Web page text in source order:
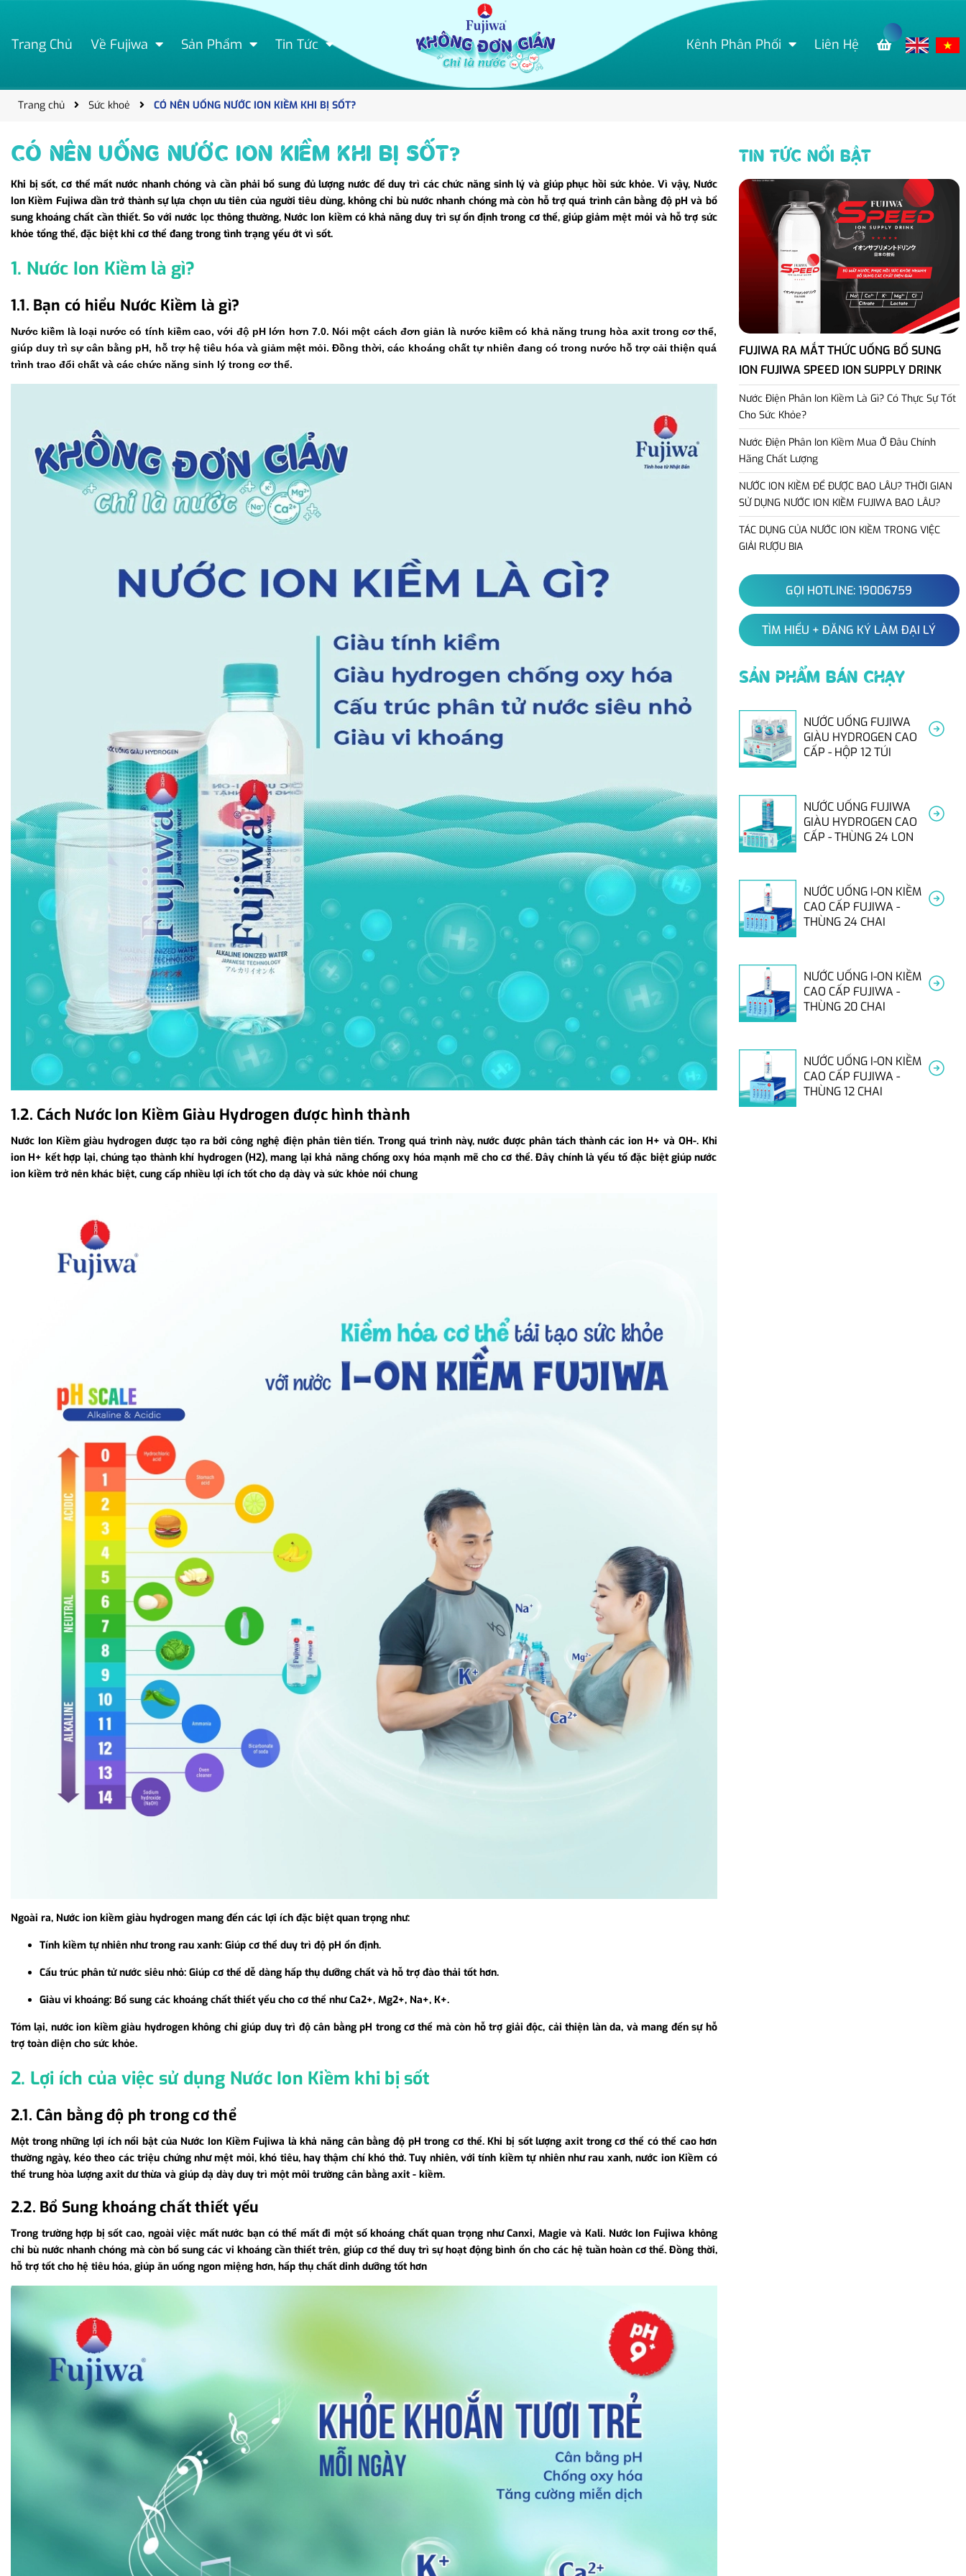
Trang Chủ Về Fujiwa Sản Phẩm Tin Tức Kênh Phân Phối Liên Hệ
Trang chủ Sức khoẻ CÓ NÊN UỐNG NƯỚC ION KIỀM KHI BỊ SỐT?
CÓ NÊN UỐNG NƯỚC ION KIỀM KHI BỊ SỐT?
Khi bị sốt, cơ thể mất nước nhanh chóng và cần phải bổ sung đủ lượng nước để duy trì các chức năng sinh lý và giúp phục hồi sức khỏe. Vì vậy, Nước
Ion Kiềm Fujiwa dần trở thành sự lựa chọn ưu tiên của người tiêu dùng, không chỉ bù nước nhanh chóng mà còn hỗ trợ quá trình cân bằng độ pH và bổ
sung khoáng chất cần thiết. So với nước lọc thông thường, Nước Ion kiềm có khả năng duy trì sự ổn định trong cơ thể, giúp giảm mệt mỏi và hỗ trợ sức
khỏe tổng thể, đặc biệt khi cơ thể đang trong tình trạng yếu ớt vì sốt.
1. Nước Ion Kiềm là gì?
1.1. Bạn có hiểu Nước Kiềm là gì?
Nước kiềm là loại nước có tính kiềm cao, với độ pH lớn hơn 7.0. Nói một cách đơn giản là nước kiềm có khả năng trung hòa axit trong cơ thể,
giúp duy trì sự cân bằng pH, hỗ trợ hệ tiêu hóa và giảm mệt mỏi. Đồng thời, các khoáng chất tự nhiên đang có trong nước hỗ trợ cải thiện quá
trình trao đổi chất và các chức năng sinh lý trong cơ thể.
1.2. Cách Nước Ion Kiềm Giàu Hydrogen được hình thành
Nước Ion Kiềm giàu hydrogen được tạo ra bởi công nghệ điện phân tiên tiến. Trong quá trình này, nước được phân tách thành các ion H+ và OH-. Khi
ion H+ kết hợp lại, chúng tạo thành khí hydrogen (H2), mang lại khả năng chống oxy hóa mạnh mẽ cho cơ thể. Đây chính là yếu tố đặc biệt giúp nước
ion kiềm trở nên khác biệt, cung cấp nhiều lợi ích tốt cho dạ dày và sức khỏe nói chung
Ngoài ra, Nước ion kiềm giàu hydrogen mang đến các lợi ích đặc biệt quan trọng như:
Tính kiềm tự nhiên như trong rau xanh: Giúp cơ thể duy trì độ pH ổn định.
Cấu trúc phân tử nước siêu nhỏ: Giúp cơ thể dễ dàng hấp thụ dưỡng chất và hỗ trợ đào thải tốt hơn.
Giàu vi khoáng: Bổ sung các khoáng chất thiết yếu cho cơ thể như Ca2+, Mg2+, Na+, K+.
Tóm lại, nước ion kiềm giàu hydrogen không chỉ giúp duy trì độ cân bằng pH trong cơ thể mà còn hỗ trợ giải độc, cải thiện làn da, và mang đến sự hỗ
trợ toàn diện cho sức khỏe.
2. Lợi ích của việc sử dụng Nước Ion Kiềm khi bị sốt
2.1. Cân bằng độ ph trong cơ thể
Một trong những lợi ích nổi bật của Nước Ion Kiềm Fujiwa là khả năng cân bằng độ pH trong cơ thể. Khi bị sốt lượng axit trong cơ thể có thể cao hơn
thường ngày, kéo theo các triệu chứng như mệt mỏi, khó tiêu, hay thậm chí khó thở. Tuy nhiên, với tính kiềm tự nhiên như rau xanh, nước ion Kiềm có
thể trung hòa lượng axit dư thừa và giúp dạ dày duy trì một môi trường cân bằng axit - kiềm.
2.2. Bổ Sung khoáng chất thiết yếu
Trong trường hợp bị sốt cao, ngoài việc mất nước bạn có thể mất đi một số khoáng chất quan trọng như Canxi, Magie và Kali. Nước Ion Fujiwa không
chỉ bù nước nhanh chóng mà còn bổ sung các vi khoáng cần thiết trên, giúp cơ thể duy trì sự hoạt động bình ổn cho các hệ tuần hoàn cơ thể. Đồng thời,
hỗ trợ tốt cho hệ tiêu hóa, giúp ăn uống ngon miệng hơn, hấp thụ chất dinh dưỡng tốt hơn
TIN TỨC NỔI BẬT
FUJIWA RA MẮT THỨC UỐNG BỔ SUNG
ION FUJIWA SPEED ION SUPPLY DRINK
Nước Điện Phân Ion Kiềm Là Gì? Có Thực Sự Tốt
Cho Sức Khỏe?
Nước Điện Phân Ion Kiềm Mua Ở Đâu Chính
Hãng Chất Lượng
NƯỚC ION KIỀM ĐỂ ĐƯỢC BAO LÂU? THỜI GIAN
SỬ DỤNG NƯỚC ION KIỀM FUJIWA BAO LÂU?
TÁC DỤNG CỦA NƯỚC ION KIỀM TRONG VIỆC
GIẢI RƯỢU BIA
GỌI HOTLINE: 19006759
TÌM HIỂU + ĐĂNG KÝ LÀM ĐẠI LÝ
SẢN PHẨM BÁN CHẠY
NƯỚC UỐNG FUJIWA
GIÀU HYDROGEN CAO
CẤP - HỘP 12 TÚI
NƯỚC UỐNG FUJIWA
GIÀU HYDROGEN CAO
CẤP - THÙNG 24 LON
NƯỚC UỐNG I-ON KIỀM
CAO CẤP FUJIWA -
THÙNG 24 CHAI
NƯỚC UỐNG I-ON KIỀM
CAO CẤP FUJIWA -
THÙNG 20 CHAI
NƯỚC UỐNG I-ON KIỀM
CAO CẤP FUJIWA -
THÙNG 12 CHAI